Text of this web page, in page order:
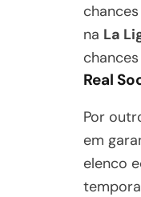
na La
Real
Por
em
elenco